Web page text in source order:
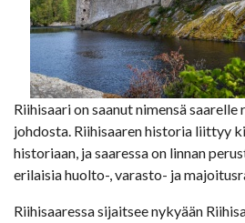
Riihisaari on saanut nimensä
johdosta. Riihisaaren historia liittyy
historiaan, ja saaressa on linnan
erilaisia huolto-, varasto- ja
Riihisaaressa sijaitsee nykyään